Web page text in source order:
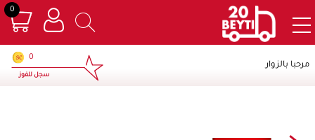
0×
مرحبا بالزوار
0
سجل للفوز